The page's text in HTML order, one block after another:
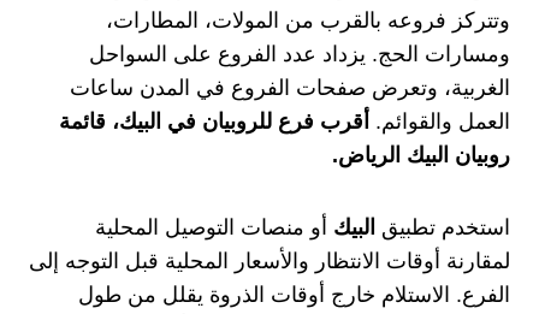
وتتركز فروعه بالقرب من المولات، المطارات،
ومسارات الحج. يزداد عدد الفروع على السواحل
الغربية، وتعرض صفحات الفروع في المدن ساعات
العمل والقوائم. أقرب فرع للروبيان في البيك، قائمة
روبيان البيك الرياض.
استخدم تطبيق البيك أو منصات التوصيل المحلية
لمقارنة أوقات الانتظار والأسعار المحلية قبل التوجه إلى
الفرع. الاستلام خارج أوقات الذروة يقلل من طول